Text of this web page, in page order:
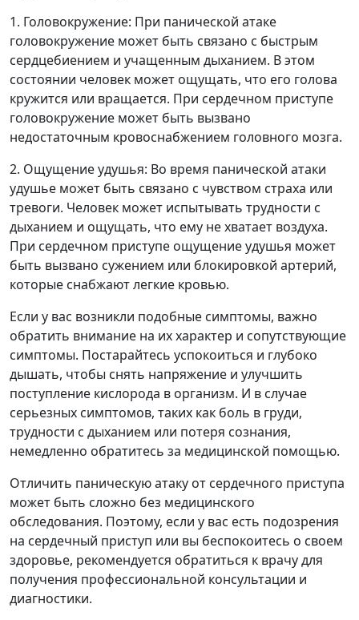
1. Головокружение: При панической атаке
головокружение может быть связано с быстрым
сердцебиением и учащенным дыханием. В этом
состоянии человек может ощущать, что его голова
кружится или вращается. При сердечном приступе
головокружение может быть вызвано
недостаточным кровоснабжением головного мозга.
2. Ощущение удушья: Во время панической атаки
удушье может быть связано с чувством страха или
тревоги. Человек может испытывать трудности с
дыханием и ощущать, что ему не хватает воздуха.
При сердечном приступе ощущение удушья может
быть вызвано сужением или блокировкой артерий,
которые снабжают легкие кровью.
Если у вас возникли подобные симптомы, важно
обратить внимание на их характер и сопутствующие
симптомы. Постарайтесь успокоиться и глубоко
дышать, чтобы снять напряжение и улучшить
поступление кислорода в организм. И в случае
серьезных симптомов, таких как боль в груди,
трудности с дыханием или потеря сознания,
немедленно обратитесь за медицинской помощью.
Отличить паническую атаку от сердечного приступа
может быть сложно без медицинского
обследования. Поэтому, если у вас есть подозрения
на сердечный приступ или вы беспокоитесь о своем
здоровье, рекомендуется обратиться к врачу для
получения профессиональной консультации и
диагностики.